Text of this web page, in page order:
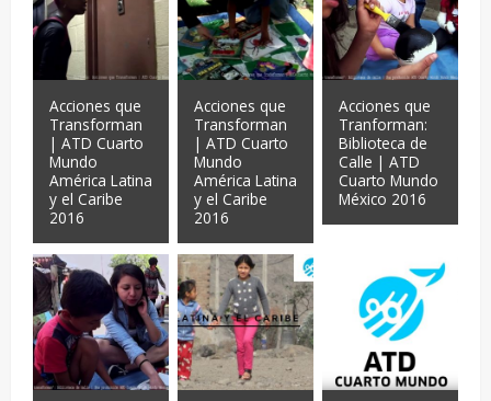
Acciones que
Transforman
| ATD Cuarto
Mundo
América Latina
y el Caribe
2016
Acciones que
Transforman
| ATD Cuarto
Mundo
América Latina
y el Caribe
2016
Acciones que
Tranforman:
Biblioteca de
Calle | ATD
Cuarto Mundo
México 2016